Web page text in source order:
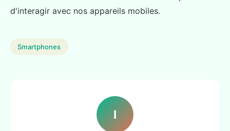
d'interagir avec nos appareils mobiles.
Smartphones
I